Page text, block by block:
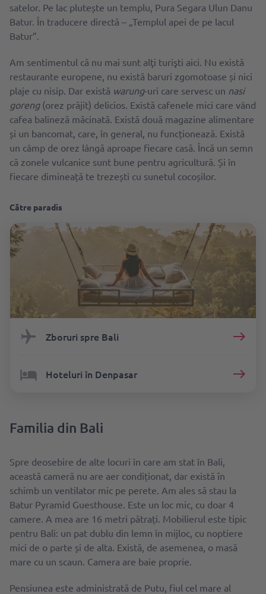
satelor. Pe lac plutește un templu, Pura Segara Ulun Danu
Batur. În traducere directă – „Templul apei de pe lacul
Batur”.
Am sentimentul că nu mai sunt alţi turişti aici. Nu există
restaurante europene, nu există baruri zgomotoase și nici
plaje cu nisip. Dar există warung-uri care servesc un nasi
goreng(orez prăjit) delicios. Există cafenele mici care vând
cafea balineză măcinată. Există două magazine alimentare
și un bancomat, care, în general, nu funcționează. Există
un câmp de orez lângă aproape fiecare casă. Încă un semn
că zonele vulcanice sunt bune pentru agricultură. Și în
fiecare dimineață te trezești cu sunetul cocoșilor.
Către paradis
Zboruri spre Bali
Hoteluri în Denpasar
Familia din Bali
Spre deosebire de alte locuri în care am stat în Bali,
această cameră nu are aer condiționat, dar există ȋn
schimb un ventilator mic pe perete. Am ales să stau la
Batur Pyramid Guesthouse. Este un loc mic, cu doar 4
camere. A mea are 16 metri pătrați. Mobilierul este tipic
pentru Bali: un pat dublu din lemn în mijloc, cu noptiere
mici de o parte și de alta. Există, de asemenea, o masă
mare cu un scaun. Camera are baie proprie.
Pensiunea este administrată de Putu, fiul cel mare al